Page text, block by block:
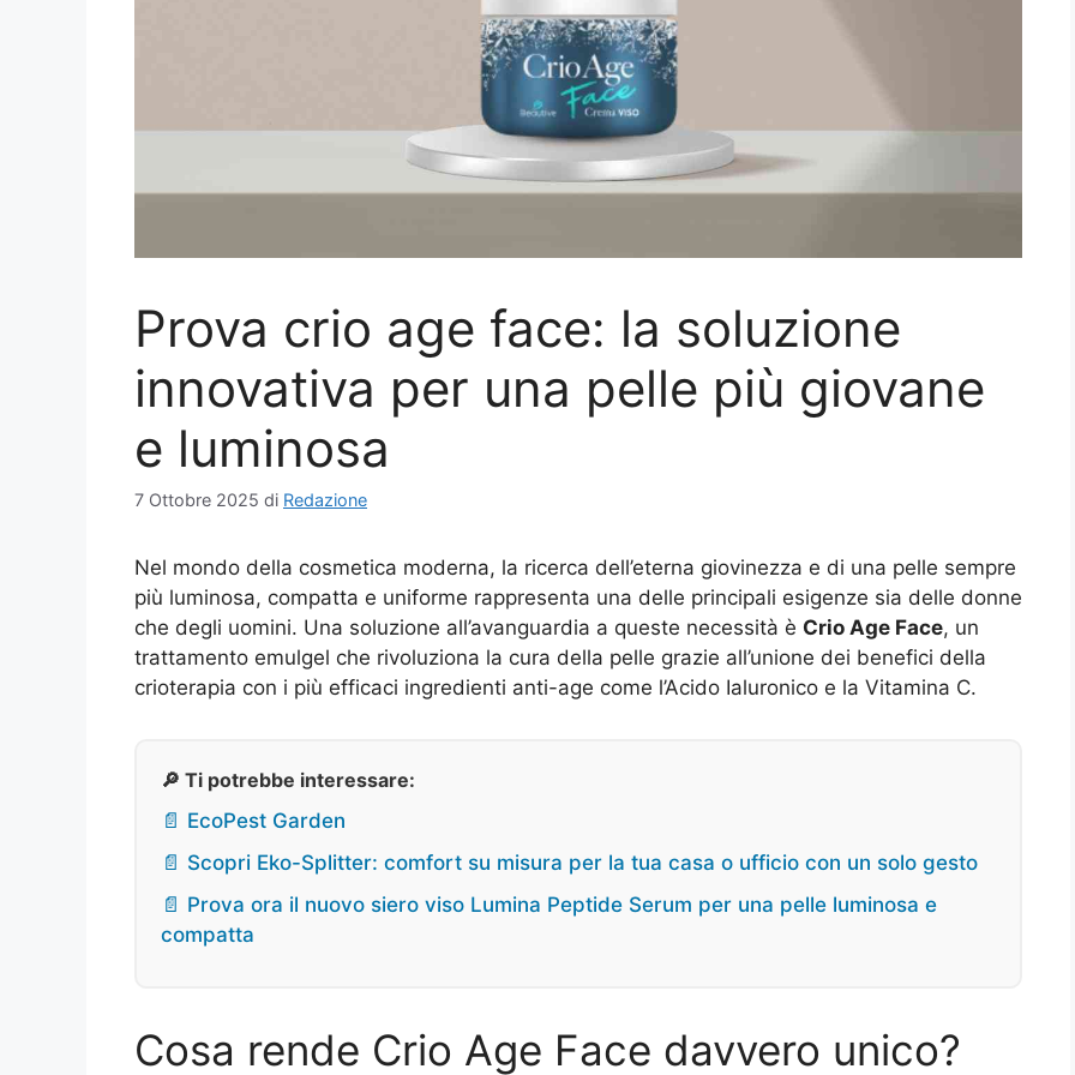
Prova crio age face: la soluzione
innovativa per una pelle più giovane
e luminosa
7 Ottobre 2025 di Redazione
Nel mondo della cosmetica moderna, la ricerca dell’eterna giovinezza e di una pelle sempre
più luminosa, compatta e uniforme rappresenta una delle principali esigenze sia delle donne
che degli uomini. Una soluzione all’avanguardia a queste necessità è Crio Age Face, un
trattamento emulgel che rivoluziona la cura della pelle grazie all’unione dei benefici della
crioterapia con i più efficaci ingredienti anti-age come l’Acido Ialuronico e la Vitamina C.
🔎 Ti potrebbe interessare:
📄 EcoPest Garden
📄 Scopri Eko-Splitter: comfort su misura per la tua casa o ufficio con un solo gesto
📄 Prova ora il nuovo siero viso Lumina Peptide Serum per una pelle luminosa e
compatta
Cosa rende Crio Age Face davvero unico?